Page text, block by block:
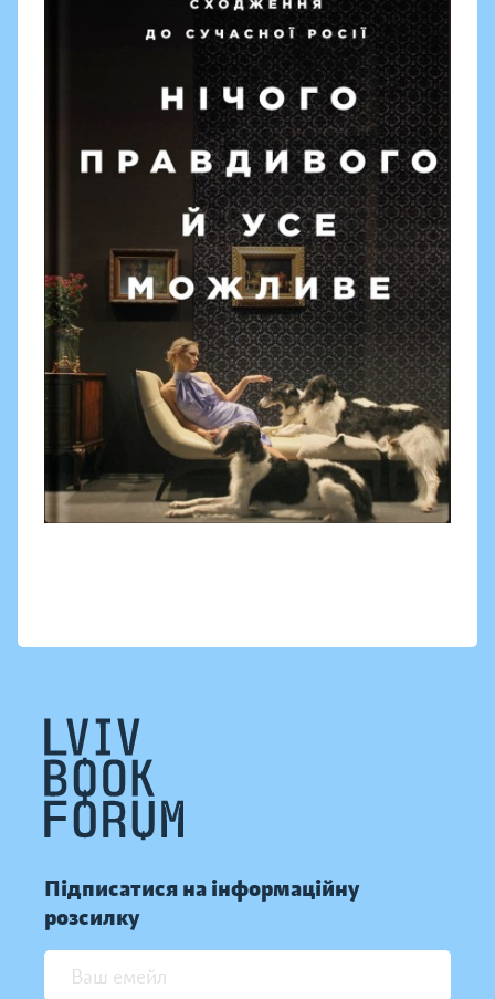
Підписатися на інформаційну
розсилку